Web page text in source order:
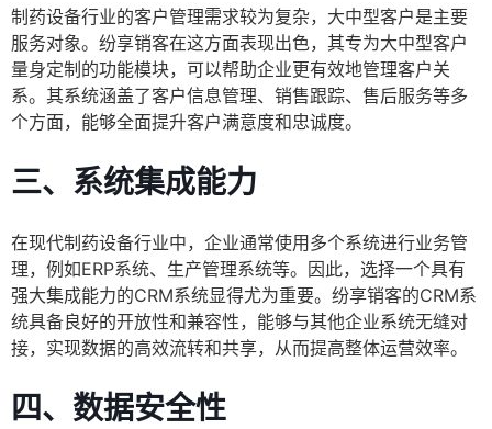
制药设备行业的客户管理需求较为复杂，大中型客户是主要
服务对象。纷享销客在这方面表现出色，其专为大中型客户
量身定制的功能模块，可以帮助企业更有效地管理客户关
系。其系统涵盖了客户信息管理、销售跟踪、售后服务等多
个方面，能够全面提升客户满意度和忠诚度。
三、系统集成能力
在现代制药设备行业中，企业通常使用多个系统进行业务管
理，例如ERP系统、生产管理系统等。因此，选择一个具有
强大集成能力的CRM系统显得尤为重要。纷享销客的CRM系
统具备良好的开放性和兼容性，能够与其他企业系统无缝对
接，实现数据的高效流转和共享，从而提高整体运营效率。
四、数据安全性